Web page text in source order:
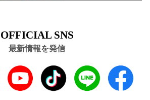
OFFICIAL SNS
最新情報を発信